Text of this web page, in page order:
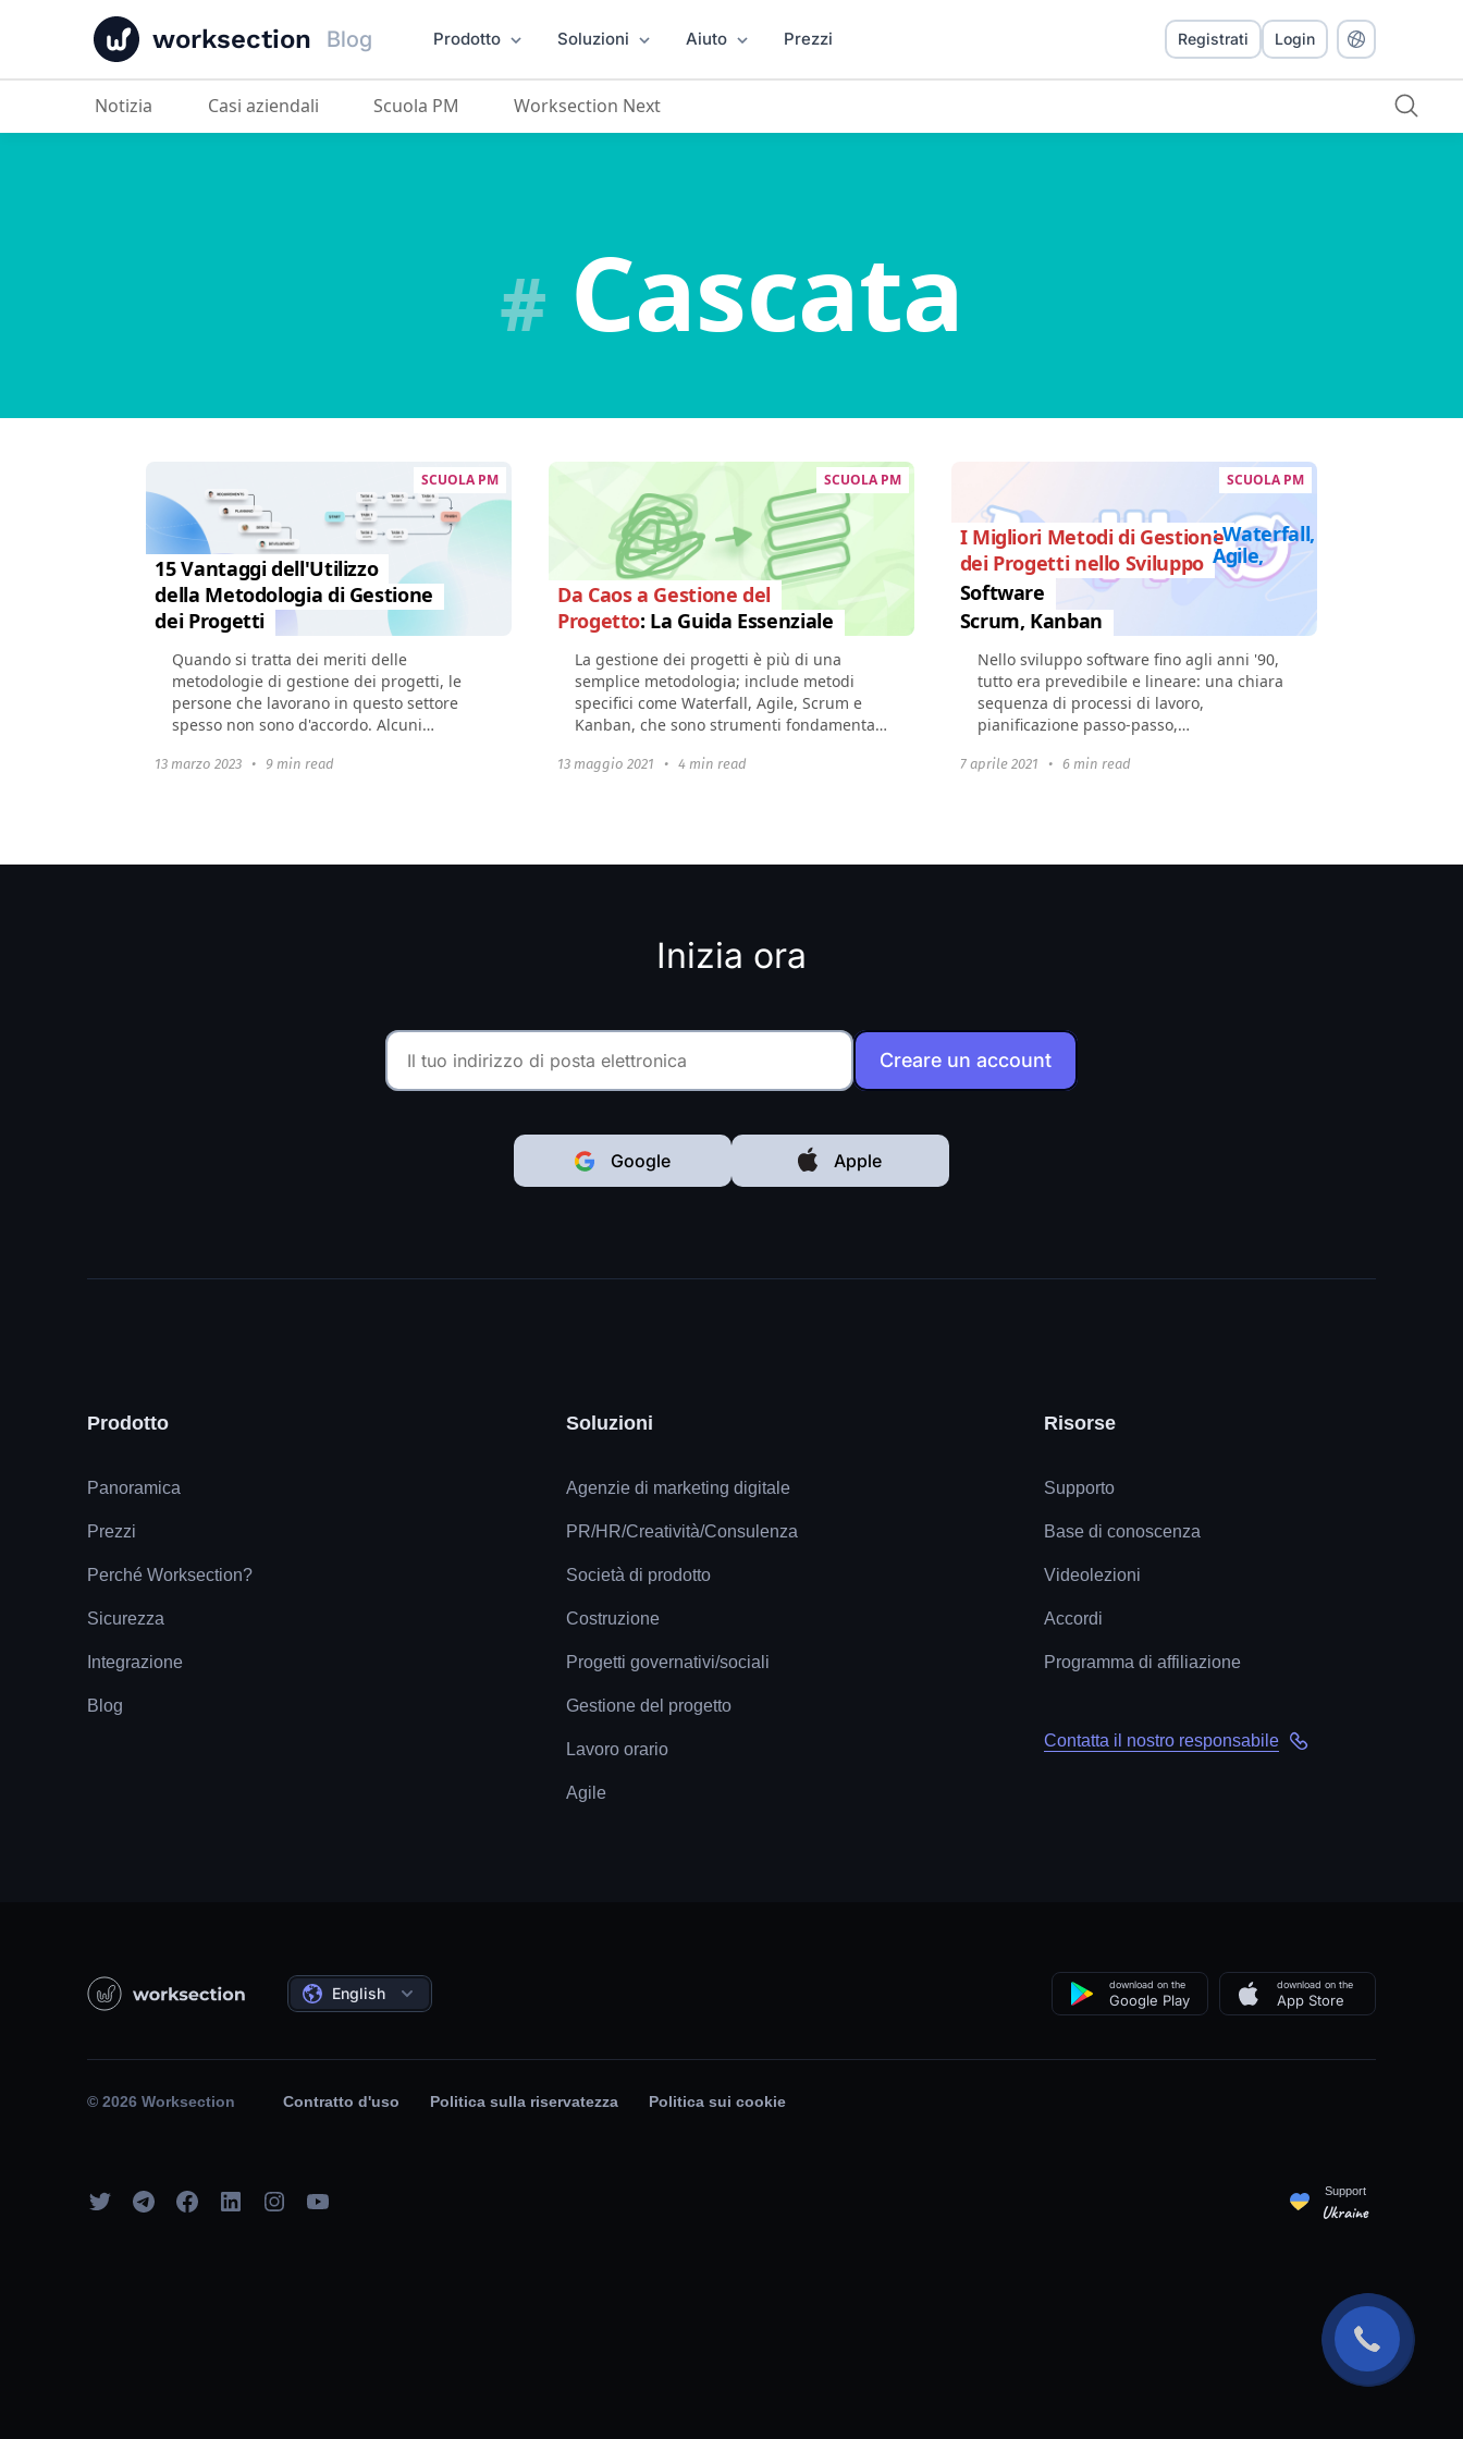
worksection Blog Prodotto Soluzioni Aiuto Prezzi Registrati Login
Notizia Casi aziendali Scuola PM Worksection Next
#Cascata
SCUOLA PM
15 Vantaggi dell'Utilizzo
della Metodologia di Gestione
dei Progetti
Quando si tratta dei meriti delle
metodologie di gestione dei progetti, le
persone che lavorano in questo settore
spesso non sono d'accordo. Alcuni
finale sia...
13 marzo 2023 • 9 min read
SCUOLA PM
Da Caos a Gestione del
Progetto: La Guida Essenziale
La gestione dei progetti è più di una
semplice metodologia; include metodi
specifici come Waterfall, Agile, Scrum e
Kanban, che sono strumenti fondamentali
in...
13 maggio 2021 • 4 min read
SCUOLA PM
I Migliori Metodi di Gestione
dei Progetti nello Sviluppo
Software
: Waterfall,
Agile,
Scrum, Kanban
Nello sviluppo software fino agli anni '90,
tutto era prevedibile e lineare: una chiara
sequenza di processi di lavoro,
pianificazione passo-passo,
del prodotto...
7 aprile 2021 • 6 min read
Inizia ora
Creare un account
Google Apple
Prodotto
Panoramica
Prezzi
Perché Worksection?
Sicurezza
Integrazione
Blog
Soluzioni
Agenzie di marketing digitale
PR/HR/Creatività/Consulenza
Società di prodotto
Costruzione
Progetti governativi/sociali
Gestione del progetto
Lavoro orario
Agile
Risorse
Supporto
Base di conoscenza
Videolezioni
Accordi
Programma di affiliazione
Contatta il nostro responsabile
English download on the
Google Play
download on the
App Store
© 2026 Worksection Contratto d'uso Politica sulla riservatezza Politica sui cookie
Support
Ukraine